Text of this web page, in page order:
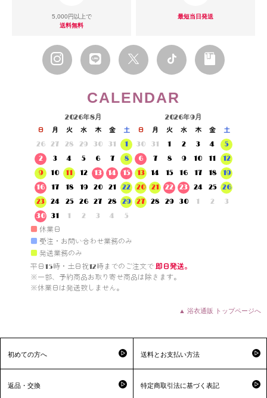
5,000円以上で
送料無料
最短当日発送
CALENDAR
2026年8月
日 月 火 水 木 金
土
26
27 28 29 30 31
1
2
3 4 5 6 7
8
9
10 11 12 13 14
15
16
17 18 19 20 21
22
23
24 25 26 27 28
29
30
31 1 2 3 4 5
2026年9月
日 月 火 水 木 金
土
30
31 1 2 3 4
5
6
7 8 9 10 11
12
13
14 15 16 17 18
19
20
21 22 23 24 25
26
27
28 29 30 1 2 3
■ 休業日
■ 受注・お問い合わせ業務のみ
■ 発送業務のみ
平日15時・土日祝12時までのご注文で 即日発送。
※一部、予約商品お取り寄せ商品は除きます。
※休業日は発送致しません。
▲ 浴衣通販 トップページへ
初めての方へ 送料とお支払い方法
返品・交換 特定商取引法に基づく表記